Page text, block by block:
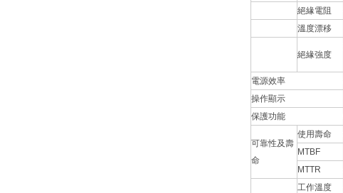
絕緣電阻
溫度漂移
絕緣強度
電源效率
操作顯示
保護功能
可靠性及壽
命
使用壽命
MTBF
MTTR
工作溫度